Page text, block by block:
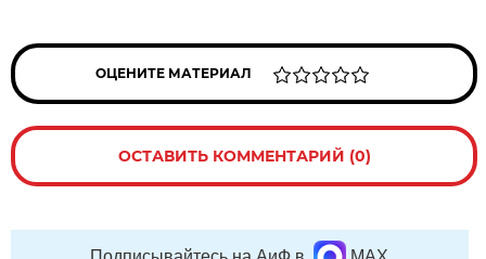
ОЦЕНИТЕ МАТЕРИАЛ
ОСТАВИТЬ КОММЕНТАРИЙ (0)